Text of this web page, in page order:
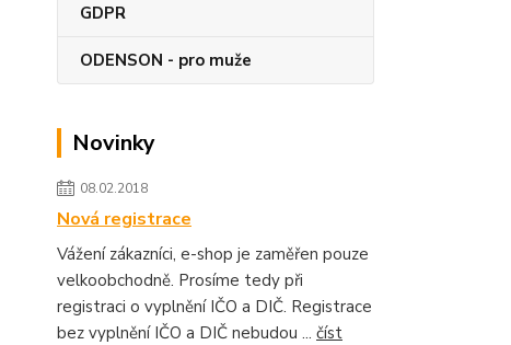
GDPR
ODENSON - pro muže
Novinky
08.02.2018
Nová registrace
Vážení zákazníci, e-shop je zaměřen pouze
velkoobchodně. Prosíme tedy při
registraci o vyplnění IČO a DIČ. Registrace
bez vyplnění IČO a DIČ nebudou ... číst